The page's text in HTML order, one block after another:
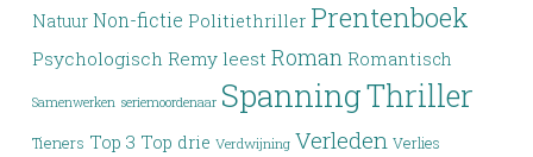
Natuur Non-fictie Politiethriller Prentenboek
Psychologisch Remy leest Roman Romantisch
Samenwerken seriemoordenaar SpanningThriller
Tieners Top 3 Top drie Verdwijning Verleden Verlies